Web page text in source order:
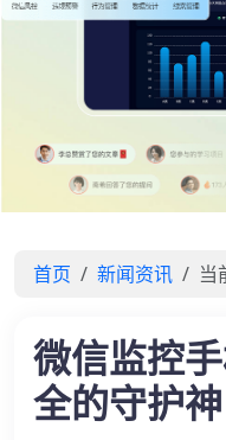
首页 新闻资讯 当
微信监控
全的守护神